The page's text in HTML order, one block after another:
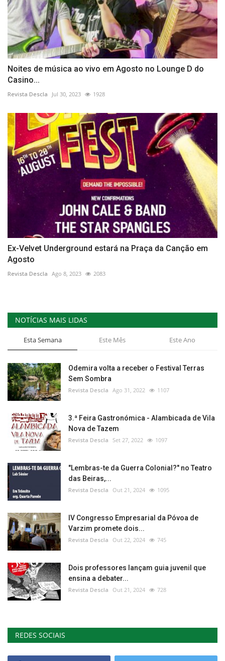
Noites de música ao vivo em Agosto no Lounge D do
Casino...
Revista Descla Jul 30, 2023 1928
Ex-Velvet Underground estará na Praça da Canção em
Agosto
Revista Descla Ago 8, 2023 2083
NOTÍCIAS MAIS LIDAS
Esta Semana Este Mês Este Ano
Odemira volta a receber o Festival Terras
Sem Sombra
Revista Descla Ago 31, 2022 1107
3.ª Feira Gastronómica - Alambicada de Vila
Nova de Tazem
Revista Descla Set 27, 2022 1097
"Lembras-te da Guerra Colonial?" no Teatro
das Beiras,...
Revista Descla Out 21, 2024 1095
IV Congresso Empresarial da Póvoa de
Varzim promete dois...
Revista Descla Out 22, 2024 745
Dois professores lançam guia juvenil que
ensina a debater...
Revista Descla Out 21, 2024 728
REDES SOCIAIS